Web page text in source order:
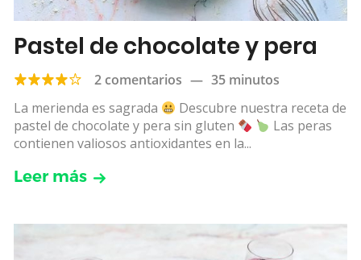
Pastel de chocolate y pera
2 comentarios — 35 minutos
La merienda es sagrada
Descubre nuestra receta de
pastel de chocolate y pera sin gluten
Las peras
contienen valiosos antioxidantes en la...
Leer más